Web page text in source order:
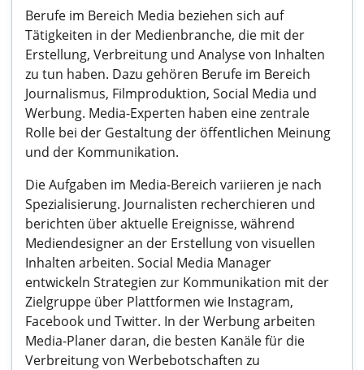
Berufe im Bereich Media beziehen sich auf
Tätigkeiten in der Medienbranche, die mit der
Erstellung, Verbreitung und Analyse von Inhalten
zu tun haben. Dazu gehören Berufe im Bereich
Journalismus, Filmproduktion, Social Media und
Werbung. Media-Experten haben eine zentrale
Rolle bei der Gestaltung der öffentlichen Meinung
und der Kommunikation.
Die Aufgaben im Media-Bereich variieren je nach
Spezialisierung. Journalisten recherchieren und
berichten über aktuelle Ereignisse, während
Mediendesigner an der Erstellung von visuellen
Inhalten arbeiten. Social Media Manager
entwickeln Strategien zur Kommunikation mit der
Zielgruppe über Plattformen wie Instagram,
Facebook und Twitter. In der Werbung arbeiten
Media-Planer daran, die besten Kanäle für die
Verbreitung von Werbebotschaften zu